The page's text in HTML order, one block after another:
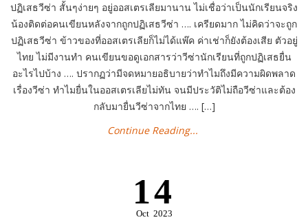
ปฏิเสธวีซ่า สั้นๆง่ายๆ อยู่ออสเตรเลียมานาน ไม่เชื่อว่าเป็นนักเรียนจริง
น้องติดต่อคนเขียนหลังจากถูกปฏิเสธวีซ่า …. เครียดมาก ไม่คิดว่าจะถูก
ปฏิเสธวีซ่า ข้าวของที่ออสเตรเลียก็ไม่ได้แพ๊ค ค่าเช่าก็ยังต้องเสีย ตัวอยู่
ไทย ไม่มีงานทำ คนเขียนขอดูเอกสารว่าวีซ่านักเรียนที่ถูกปฏิเสธยื่น
อะไรไปบ้าง …. ปรากฏว่ามีจดหมายอธิบายว่าทำไมถึงมีความผิดพลาด
เรื่องวีซ่า ทำไมยื่นในออสเตรเลียไม่ทัน จนมีประวัติไม่ถือวีซ่าและต้อง
กลับมายื่นวีซ่าจากไทย …. […]
Continue Reading...
14
Oct 2023